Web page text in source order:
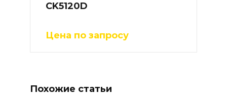
CK5120D
Цена по запросу
Похожие статьи